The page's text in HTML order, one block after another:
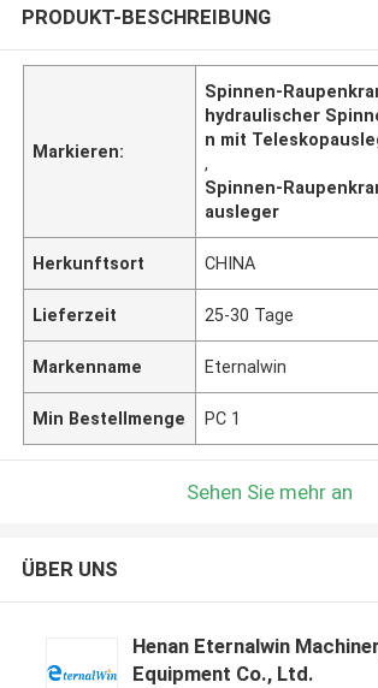
PRODUKT-BESCHREIBUNG
Markieren:
Spinnen-
hydraulischer
n mit
,
Spinnen-
ausleger
Herkunftsort CHINA
Lieferzeit 25-30 Tage
Markenname Eternalwin
Min Bestellmenge PC 1
Sehen Sie mehr an
ÜBER UNS
Henan Eternalwin
Equipment Co., Ltd.